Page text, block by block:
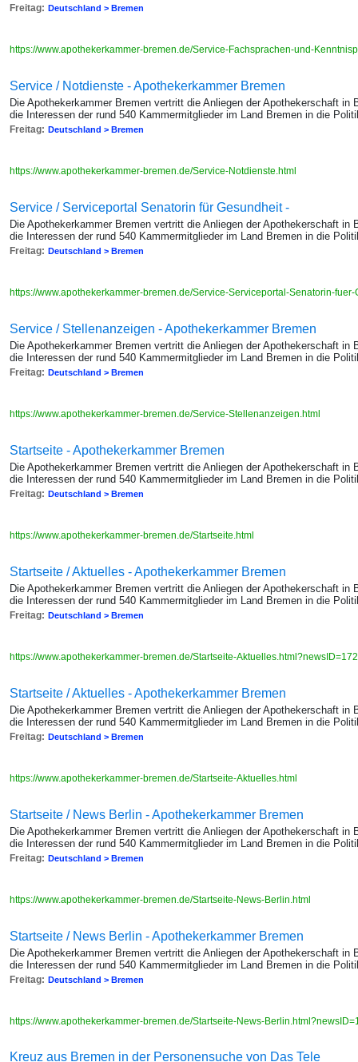
Freitag: Deutschland > Bremen
https://www.apothekerkammer-bremen.de/Service-Fachsprachen-und-
Service / Notdienste - Apothekerkammer Bremen
Die Apothekerkammer Bremen vertritt die Anliegen der Apothekerschaft in
die Interessen der rund 540 Kammermitglieder im Land Bremen in die
Freitag: Deutschland > Bremen
https://www.apothekerkammer-bremen.de/Service-Notdienste.html
Service / Serviceportal Senatorin für Gesundheit -
Die Apothekerkammer Bremen vertritt die Anliegen der Apothekerschaft in
die Interessen der rund 540 Kammermitglieder im Land Bremen in die
Freitag: Deutschland > Bremen
https://www.apothekerkammer-bremen.de/Service-Serviceportal-Senatorin-
Service / Stellenanzeigen - Apothekerkammer Bremen
Die Apothekerkammer Bremen vertritt die Anliegen der Apothekerschaft in
die Interessen der rund 540 Kammermitglieder im Land Bremen in die
Freitag: Deutschland > Bremen
https://www.apothekerkammer-bremen.de/Service-Stellenanzeigen.html
Startseite - Apothekerkammer Bremen
Die Apothekerkammer Bremen vertritt die Anliegen der Apothekerschaft in
die Interessen der rund 540 Kammermitglieder im Land Bremen in die
Freitag: Deutschland > Bremen
https://www.apothekerkammer-bremen.de/Startseite.html
Startseite / Aktuelles - Apothekerkammer Bremen
Die Apothekerkammer Bremen vertritt die Anliegen der Apothekerschaft in
die Interessen der rund 540 Kammermitglieder im Land Bremen in die
Freitag: Deutschland > Bremen
https://www.apothekerkammer-bremen.de/Startseite-
Startseite / Aktuelles - Apothekerkammer Bremen
Die Apothekerkammer Bremen vertritt die Anliegen der Apothekerschaft in
die Interessen der rund 540 Kammermitglieder im Land Bremen in die
Freitag: Deutschland > Bremen
https://www.apothekerkammer-bremen.de/Startseite-Aktuelles.html
Startseite / News Berlin - Apothekerkammer Bremen
Die Apothekerkammer Bremen vertritt die Anliegen der Apothekerschaft in
die Interessen der rund 540 Kammermitglieder im Land Bremen in die
Freitag: Deutschland > Bremen
https://www.apothekerkammer-bremen.de/Startseite-News-Berlin.html
Startseite / News Berlin - Apothekerkammer Bremen
Die Apothekerkammer Bremen vertritt die Anliegen der Apothekerschaft in
die Interessen der rund 540 Kammermitglieder im Land Bremen in die
Freitag: Deutschland > Bremen
https://www.apothekerkammer-bremen.de/Startseite-News-
Kreuz aus Bremen in der Personensuche von Das Tele